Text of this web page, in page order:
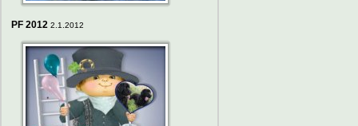
PF 2012 2.1.2012